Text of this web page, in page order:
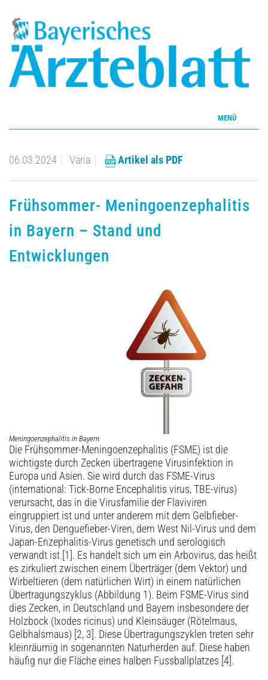
MENÜ
Aktuelles Heft
CME
06.03.2024 Varia Artikel als PDF
Frühsommer- Meningoenzephalitis
in Bayern – Stand und
Entwicklungen
Meningoenzephalitis in Bayern
Die Frühsommer-Meningoenzephalitis (FSME) ist die
wichtigste durch Zecken übertragene Virusinfektion in
Europa und Asien. Sie wird durch das FSME-Virus
(international: Tick-Borne Encephalitis virus, TBE-virus)
verursacht, das in die Virusfamilie der Flaviviren
eingruppiert ist und unter anderem mit dem Gelbfieber-
Virus, den Denguefieber-Viren, dem West Nil-Virus und dem
Japan-Enzephalitis-Virus genetisch und serologisch
verwandt ist [1]. Es handelt sich um ein Arbovirus, das heißt
es zirkuliert zwischen einem Überträger (dem Vektor) und
Wirbel­tieren (dem natürlichen Wirt) in einem natürlichen
Übertragungszyklus (Abbildung 1). Beim FSME-Virus sind
dies Zecken, in Deutschland und Bayern insbesondere der
Holzbock (Ixodes ricinus) und Klein­säuger (Rötelmaus,
Gelbhalsmaus) [2, 3]. Diese Übertragungszyklen treten sehr
kleinräumig in sogenannten Naturherden auf. Diese haben
häufig nur die Fläche eines halben Fussballplatzes [4].